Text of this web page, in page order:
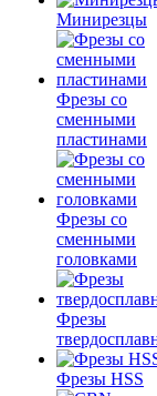
Минирезцы
Фрезы со
сменными
пластинами
Фрезы со
сменными
головками
Фрезы
Фрезы HSS